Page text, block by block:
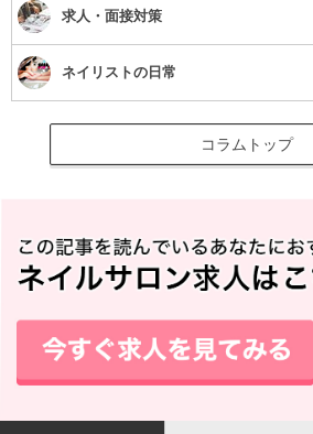
求人・面接対策
ネイリストの日常
コラムトップ